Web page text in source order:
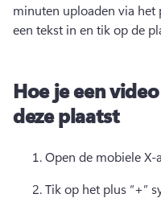
minuten uploaden via het
een tekst in en tik op de
Hoe je een
deze plaatst
Open de mobiele X-
Tik op het plus “+”